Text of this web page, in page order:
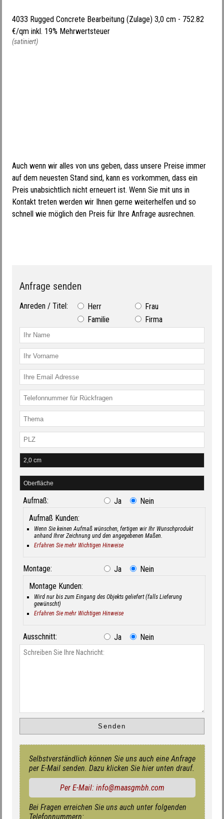
4033 Rugged Concrete Bearbeitung (Zulage) 3,0 cm - 752.82
€/qm inkl. 19% Mehrwertsteuer
(satiniert)
Auch wenn wir alles von uns geben, dass unsere Preise immer
auf dem neuesten Stand sind, kann es vorkommen, dass ein
Preis unabsichtlich nicht erneuert ist. Wenn Sie mit uns in
Kontakt treten werden wir Ihnen gerne weiterhelfen und so
schnell wie möglich den Preis für Ihre Anfrage ausrechnen.
Anfrage senden
Anreden / Titel: Herr
Frau
Familie
Firma
Aufmaß: Ja
Nein
Aufmaß Kunden:
Wenn Sie keinen Aufmaß wünschen, fertigen wir Ihr Wunschprodukt
anhand Ihrer Zeichnung und den angegebenen Maßen.
Erfahren Sie mehr Wichtigen Hinweise
Montage: Ja
Nein
Montage Kunden:
Wird nur bis zum Eingang des Objekts geliefert (falls Lieferung
gewünscht)
Erfahren Sie mehr Wichtigen Hinweise
Ausschnitt: Ja Nein
Selbstverständlich können Sie uns auch eine Anfrage
per E-Mail senden. Dazu klicken Sie hier unten drauf.
Per E-Mail: info@maasgmbh.com
Bei Fragen erreichen Sie uns auch unter folgenden
Telefonnummern: